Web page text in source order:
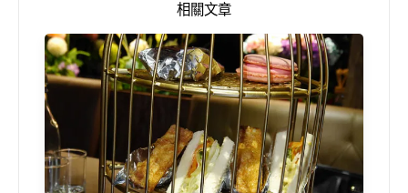
相關文章